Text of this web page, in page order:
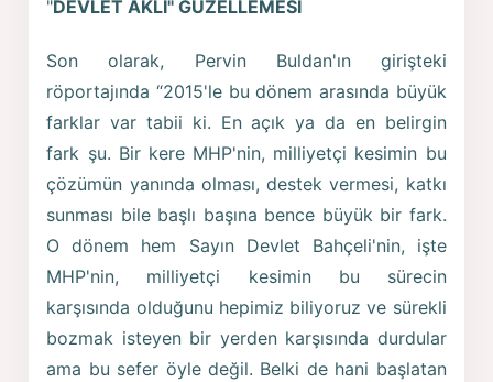
"DEVLET AKLI" GÜZELLEMESİ
Son olarak, Pervin Buldan'ın girişteki
röportajında “2015'le bu dönem arasında büyük
farklar var tabii ki. En açık ya da en belirgin
fark şu. Bir kere MHP'nin, milliyetçi kesimin bu
çözümün yanında olması, destek vermesi, katkı
sunması bile başlı başına bence büyük bir fark.
O dönem hem Sayın Devlet Bahçeli'nin, işte
MHP'nin, milliyetçi kesimin bu sürecin
karşısında olduğunu hepimiz biliyoruz ve sürekli
bozmak isteyen bir yerden karşısında durdular
ama bu sefer öyle değil. Belki de hani başlatan